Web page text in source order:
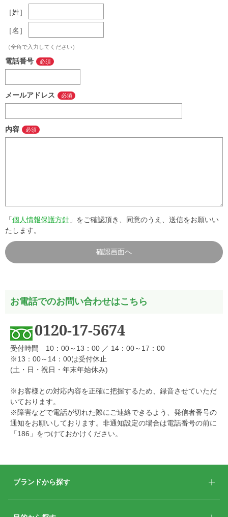
［姓］
［名］
（全角で入力してください）
電話番号
メールアドレス
内容
「個人情報保護方針 」をご確認頂き、同意のうえ、送信をお願いい
たします。
お電話でのお問い合わせはこちら
0120-17-5674
受付時間 10：00～13：00 ／ 14：00～17：00
※13：00～14：00は受付休止
(土・日・祝日・年末年始休み)
※お客様との対応内容を正確に把握するため、録音させていただ
いております。
※障害などで電話が切れた際にご連絡できるよう、発信者番号の
通知をお願いしております。非通知設定の場合は電話番号の前に
「186」をつけておかけください。
ブランドから探す